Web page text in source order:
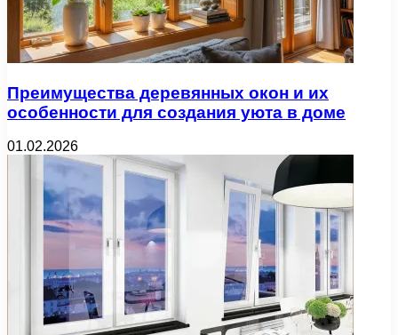
Преимущества деревянных окон и их
особенности для создания уюта в доме
01.02.2026